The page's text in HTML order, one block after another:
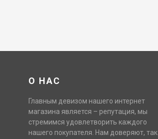
О НАС
Главным девизом нашего интернет
магазина является – репутация, мы
стремимся удовлетворить каждого
нашего покупателя. Нам доверяют, так